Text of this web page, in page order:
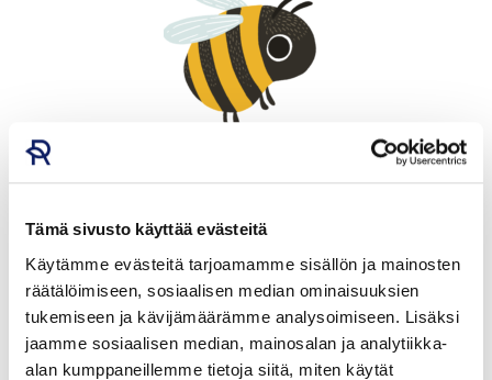
Tämä sivusto käyttää evästeitä
Käytämme evästeitä tarjoamamme sisällön ja mainosten
räätälöimiseen, sosiaalisen median ominaisuuksien
tukemiseen ja kävijämäärämme analysoimiseen. Lisäksi
jaamme sosiaalisen median, mainosalan ja analytiikka-
alan kumppaneillemme tietoja siitä, miten käytät
Oppimateriaali sisältää:
video
Pellon salaisuus -peli ja ohjeet sekä Kasvikortit ja
tietolaatikot (tulostettava)
Nuuskun kuvavisa 1-3
Pellon elämä
ä